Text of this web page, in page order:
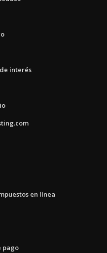
interés
en línea
pago